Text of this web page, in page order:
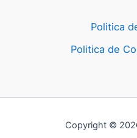
Politica
Politica de
Copyright ©